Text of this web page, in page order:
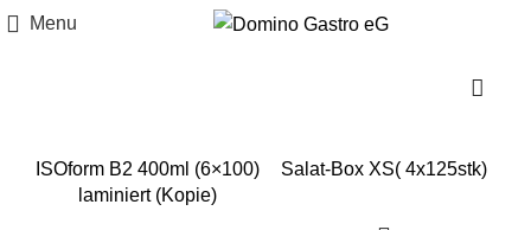
Menu
ISOform B2 400ml (6×100)
laminiert (Kopie)
Salat-Box XS( 4x125stk)